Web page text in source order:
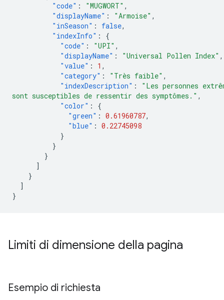
"code" : "MUGWORT" ,
"displayName" : "Armoise" ,
"inSeason" : false,
"indexInfo" :
{
"code" : "UPI" ,
"displayName" : "Universal Pollen Index" ,
"value" : 1 ,
"category" : "Très faible" ,
"indexDescription" :
"Les personnes
sont susceptibles de ressentir des symptômes." ,
"color" :
{
"green" : 0.61960787,
"blue" : 0.22745098
}
}
}
]
}
]
}
Limiti di dimensione della pagina
Esempio di richiesta